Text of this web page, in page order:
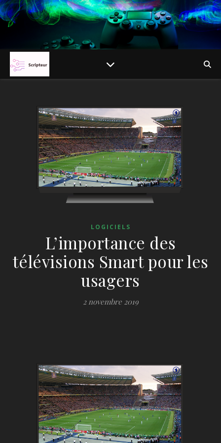
LOGICIELS
L’importance des
télévisions Smart pour les
usagers
2 novembre 2019